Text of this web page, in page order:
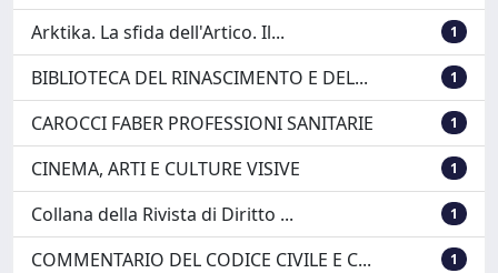
Arktika. La sfida dell'Artico. Il... 1
BIBLIOTECA DEL RINASCIMENTO E DEL... 1
CAROCCI FABER PROFESSIONI SANITARIE 1
CINEMA, ARTI E CULTURE VISIVE 1
Collana della Rivista di Diritto ... 1
COMMENTARIO DEL CODICE CIVILE E C... 1